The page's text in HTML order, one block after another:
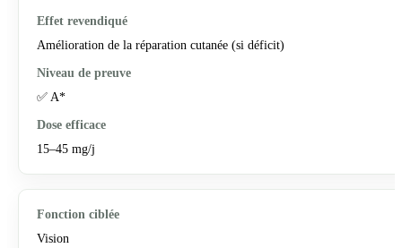
Amélioration de la réparation cutanée (si déficit)
✅ A*
15–45 mg/j
Vision